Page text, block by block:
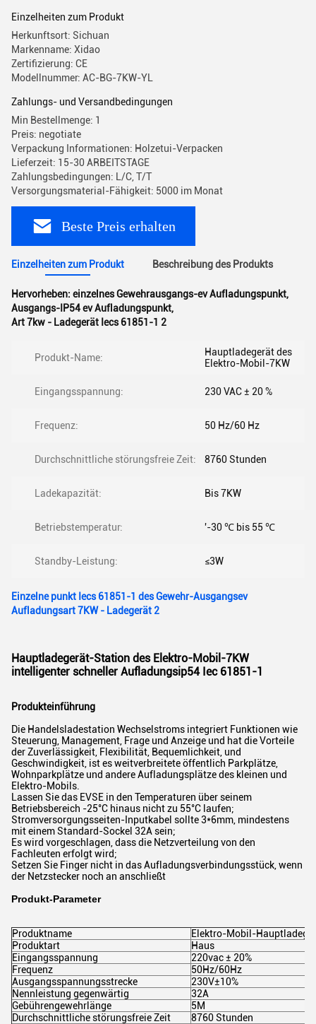
Einzelheiten zum Produkt
Herkunftsort: Sichuan
Markenname: Xidao
Zertifizierung: CE
Modellnummer: AC-BG-7KW-YL
Zahlungs- und Versandbedingungen
Min Bestellmenge: 1
Preis: negotiate
Verpackung Informationen: Holzetui-Verpacken
Lieferzeit: 15-30 ARBEITSTAGE
Zahlungsbedingungen: L/C, T/T
Versorgungsmaterial-Fähigkeit: 5000 im Monat
Beste Preis erhalten
Einzelheiten zum Produkt Beschreibung des Produkts
Hervorheben: einzelnes Gewehrausgangs-ev Aufladungspunkt,
Ausgangs-IP54 ev Aufladungspunkt,
Art 7kw - Ladegerät Iecs 61851-1 2
Produkt-Name:
Hauptladegerät des
Elektro-Mobil-7KW
Eingangsspannung: 230 VAC ± 20 %
Frequenz: 50 Hz/60 Hz
Durchschnittliche störungsfreie Zeit: 8760 Stunden
Ladekapazität: Bis 7KW
Betriebstemperatur: '-30 ℃ bis 55 ℃
Standby-Leistung: ≤3W
Einzelne punkt Iecs 61851-1 des Gewehr-Ausgangsev
Aufladungsart 7KW - Ladegerät 2
Hauptladegerät-Station des Elektro-Mobil-7KW
intelligenter schneller Aufladungsip54 Iec 61851-1
Produkteinführung
Die Handelsladestation Wechselstroms integriert Funktionen wie
Steuerung, Management, Frage und Anzeige und hat die Vorteile
der Zuverlässigkeit, Flexibilität, Bequemlichkeit, und
Geschwindigkeit, ist es weitverbreitete öffentlich Parkplätze,
Wohnparkplätze und andere Aufladungsplätze des kleinen und
Elektro-Mobils.
Lassen Sie das EVSE in den Temperaturen über seinem
Betriebsbereich -25°C hinaus nicht zu 55°C laufen;
Stromversorgungsseiten-Inputkabel sollte 3*6mm, mindestens
mit einem Standard-Sockel 32A sein;
Es wird vorgeschlagen, dass die Netzverteilung von den
Fachleuten erfolgt wird;
Setzen Sie Finger nicht in das Aufladungsverbindungsstück, wenn
der Netzstecker noch an anschließt
Produkt-Parameter
Produktname
Elektro-Mobil-
Produktart
Haus
Eingangsspannung
220vac ± 20%
Frequenz
50Hz/60Hz
Ausgangsspannungsstrecke
230V±10%
Nennleistung gegenwärtig
32A
Gebührengewehrlänge
5M
Durchschnittliche störungsfreie Zeit
8760 Stunden